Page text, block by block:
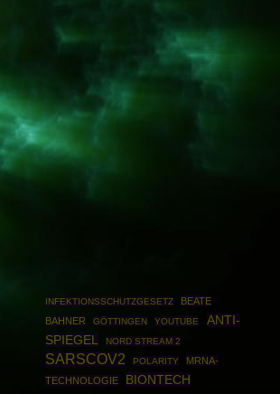
INFEKTIONSSCHUTZGESETZ
BEATE
BAHNER
GÖTTINGEN YOUTUBE
ANTI-
SPIEGEL
NORD STREAM 2
SARSCOV2 POLARITY
MRNA-
TECHNOLOGIE
BIONTECH